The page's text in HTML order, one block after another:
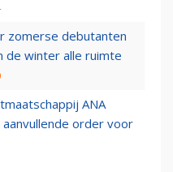
zomerse debutanten
de winter alle ruimte
ANA
order voor